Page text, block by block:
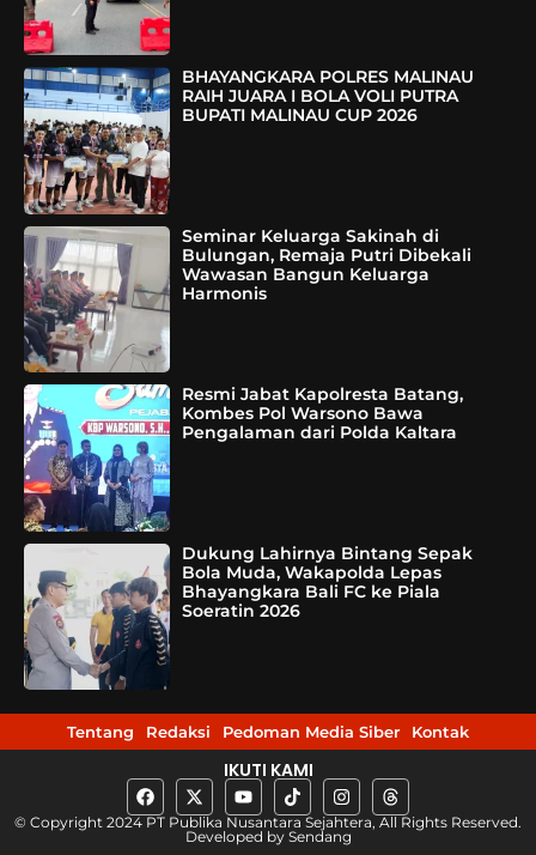
BHAYANGKARA POLRES MALINAU
RAIH JUARA I BOLA VOLI PUTRA
BUPATI MALINAU CUP 2026
Seminar Keluarga Sakinah di
Bulungan, Remaja Putri Dibekali
Wawasan Bangun Keluarga
Harmonis
Resmi Jabat Kapolresta Batang,
Kombes Pol Warsono Bawa
Pengalaman dari Polda Kaltara
Dukung Lahirnya Bintang Sepak
Bola Muda, Wakapolda Lepas
Bhayangkara Bali FC ke Piala
Soeratin 2026
Tentang Redaksi Pedoman Media Siber Kontak
IKUTI KAMI
© Copyright 2024 PT Publika Nusantara Sejahtera, All Rights Reserved.
Developed by Sendang